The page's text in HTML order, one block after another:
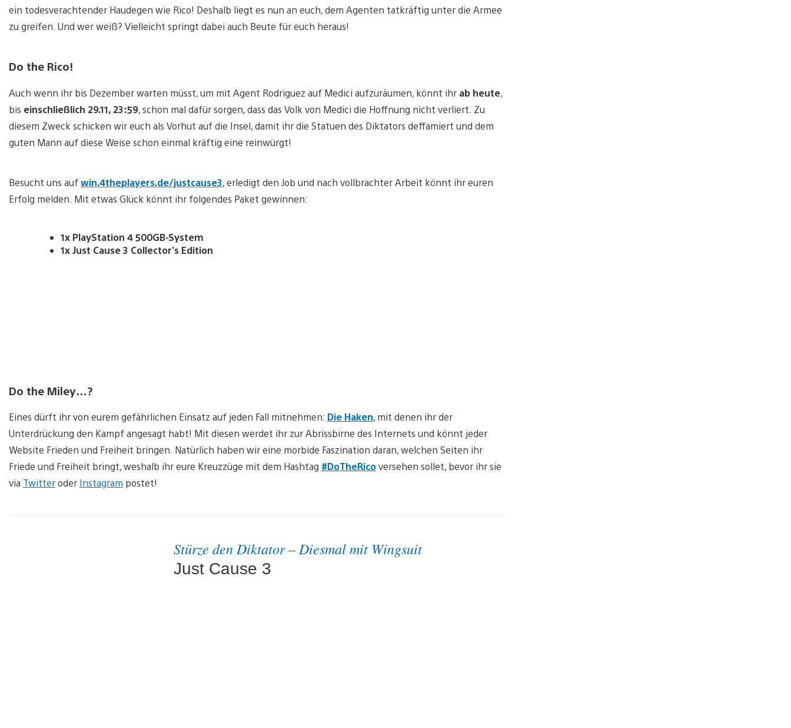
ein todesverachtender Haudegen wie Rico! Deshalb liegt es nun an euch, dem Agenten tatkräftig unter die Armee
zu greifen. Und wer weiß? Vielleicht springt dabei auch Beute für euch heraus!
Do the Rico!
Auch wenn ihr bis Dezember warten müsst, um mit Agent Rodriguez auf Medici aufzuräumen, könnt ihr ab heute,
bis einschließlich 29.11, 23:59, schon mal dafür sorgen, dass das Volk von Medici die Hoffnung nicht verliert. Zu
diesem Zweck schicken wir euch als Vorhut auf die Insel, damit ihr die Statuen des Diktators deffamiert und dem
guten Mann auf diese Weise schon einmal kräftig eine reinwürgt!
Besucht uns aufwin.4theplayers.de/justcause3, erledigt den Job und nach vollbrachter Arbeit könnt ihr euren
Erfolg melden. Mit etwas Glück könnt ihr folgendes Paket gewinnen:
1x PlayStation 4 500GB-System
1x Just Cause 3 Collector’s Edition
Do the Miley…?
Eines dürft ihr von eurem gefährlichen Einsatz auf jeden Fall mitnehmen: Die Haken, mit denen ihr der
Unterdrückung den Kampf angesagt habt! Mit diesen werdet ihr zur Abrissbirne des Internets und könnt jeder
Website Frieden und Freiheit bringen. Natürlich haben wir eine morbide Faszination daran, welchen Seiten ihr
Friede und Freiheit bringt, weshalb ihr eure Kreuzzüge mit dem Hashtag #DoTheRicoversehen sollet, bevor ihr sie
via Twitteroder Instagram postet!
Stürze den Diktator – Diesmal mit Wingsuit
Just Cause 3